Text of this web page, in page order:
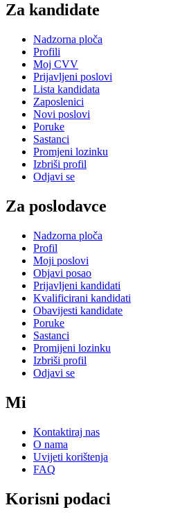
Za kandidate
Nadzorna ploča
Profili
Moj CVV
Prijavljeni poslovi
Lista kandidata
Zaposlenici
Novi poslovi
Poruke
Sastanci
Promjeni lozinku
Izbriši profil
Odjavi se
Za poslodavce
Nadzorna ploča
Profil
Moji poslovi
Objavi posao
Prijavljeni kandidati
Kvalificirani kandidati
Obavijesti kandidate
Poruke
Sastanci
Promijeni lozinku
Izbriši profil
Odjavi se
Mi
Kontaktiraj nas
O nama
Uvijeti korištenja
FAQ
Korisni podaci